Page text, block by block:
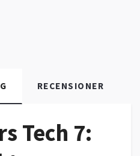
RECENSIONER
Tech 7: